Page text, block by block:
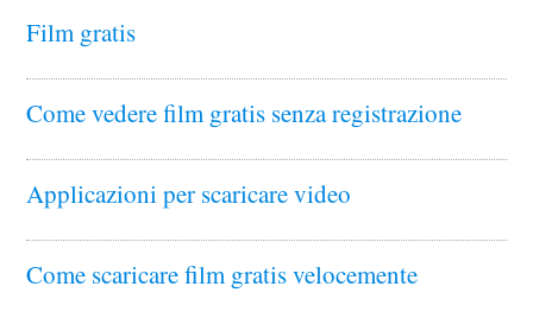
Film gratis
Come vedere film gratis senza registrazione
Applicazioni per scaricare video
Come scaricare film gratis velocemente